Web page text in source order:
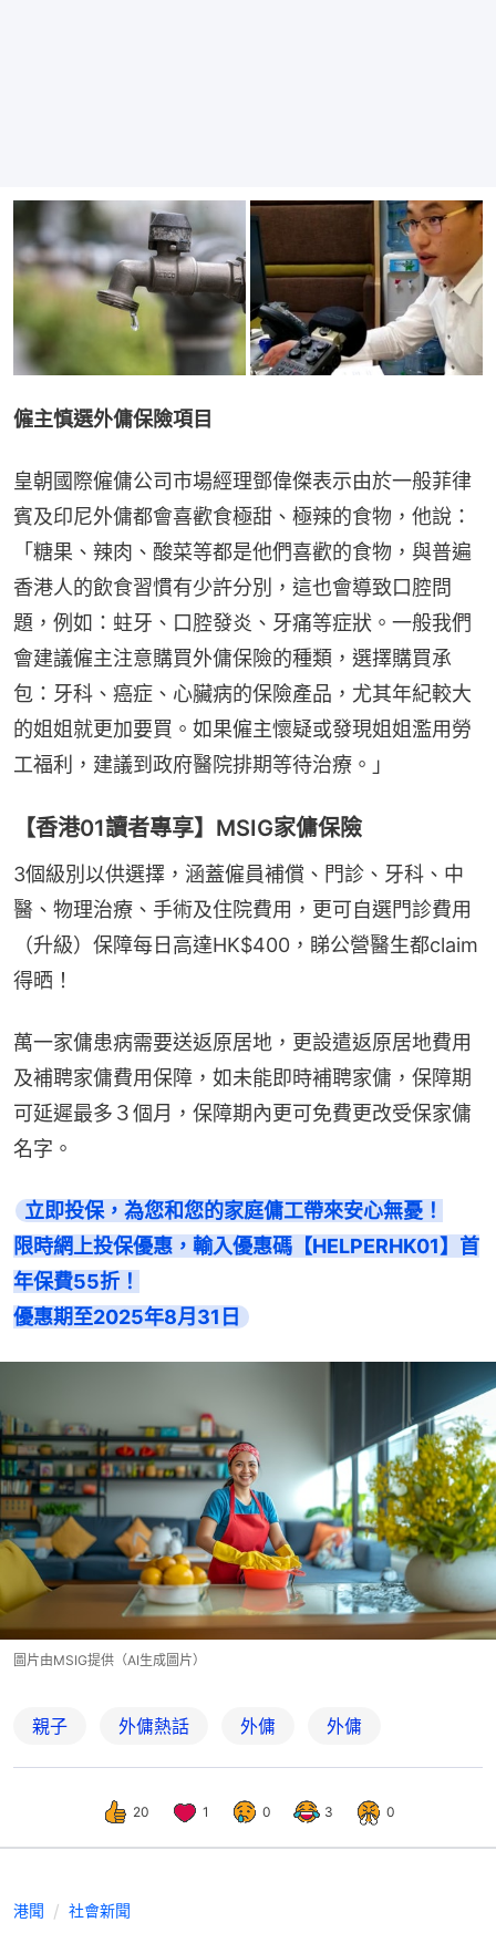
僱主慎選外傭保險項目
皇朝國際僱傭公司市場經理鄧偉傑表示由於一般菲律
賓及印尼外傭都會喜歡食極甜、極辣的食物，他說：
「糖果、辣肉、酸菜等都是他們喜歡的食物，與普遍
香港人的飲食習慣有少許分別，這也會導致口腔問
題，例如：蛀牙、口腔發炎、牙痛等症狀。一般我們
會建議僱主注意購買外傭保險的種類，選擇購買承
包：牙科、癌症、心臟病的保險產品，尤其年紀較大
的姐姐就更加要買。如果僱主懷疑或發現姐姐濫用勞
工福利，建議到政府醫院排期等待治療。」
【香港01讀者專享】MSIG家傭保險
3個級別以供選擇，涵蓋僱員補償、門診、牙科、中
醫、物理治療、手術及住院費用，更可自選門診費用
（升級）保障每日高達HK$400，睇公營醫生都claim
得晒！
萬一家傭患病需要送返原居地，更設遣返原居地費用
及補聘家傭費用保障，如未能即時補聘家傭，保障期
可延遲最多３個月，保障期內更可免費更改受保家傭
名字。
立即投保，為您和您的家庭傭工帶來安心無憂！
限時網上投保優惠，輸入優惠碼【HELPERHK01】首
年保費55折！
優惠期至2025年8月31日
圖片由MSIG提供（AI生成圖片）
親子 外傭熱話 外傭 外傭
20 1 0 3 0
港聞 社會新聞